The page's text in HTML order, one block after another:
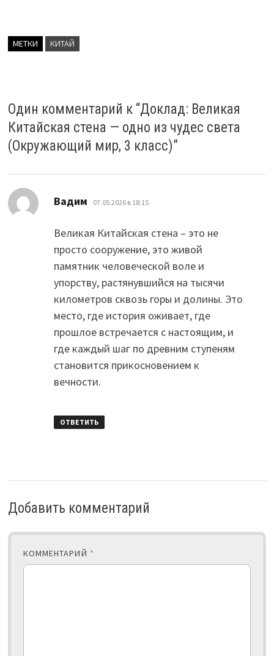
МЕТКИ КИТАЙ
Один комментарий к “Доклад: Великая
Китайская стена — одно из чудес света
(Окружающий мир, 3 класс)”
Вадим 07.05.2026 в 18:15
Великая Китайская стена – это не
просто сооружение, это живой
памятник человеческой воле и
упорству, растянувшийся на тысячи
километров сквозь горы и долины. Это
место, где история оживает, где
прошлое встречается с настоящим, и
где каждый шаг по древним ступеням
становится прикосновением к
вечности.
ОТВЕТИТЬ
Добавить комментарий
КОММЕНТАРИЙ *